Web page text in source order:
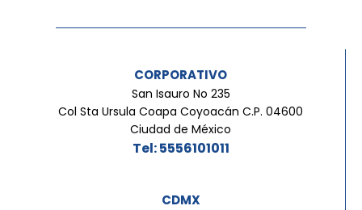
CORPORATIVO
San Isauro No 235
Col Sta Ursula Coapa Coyoacán C.P. 04600
Ciudad de México
Tel: 5556101011
CDMX